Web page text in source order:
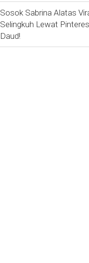
Sosok Sabrina Alatas
Selingkuh Lewat
Daud!